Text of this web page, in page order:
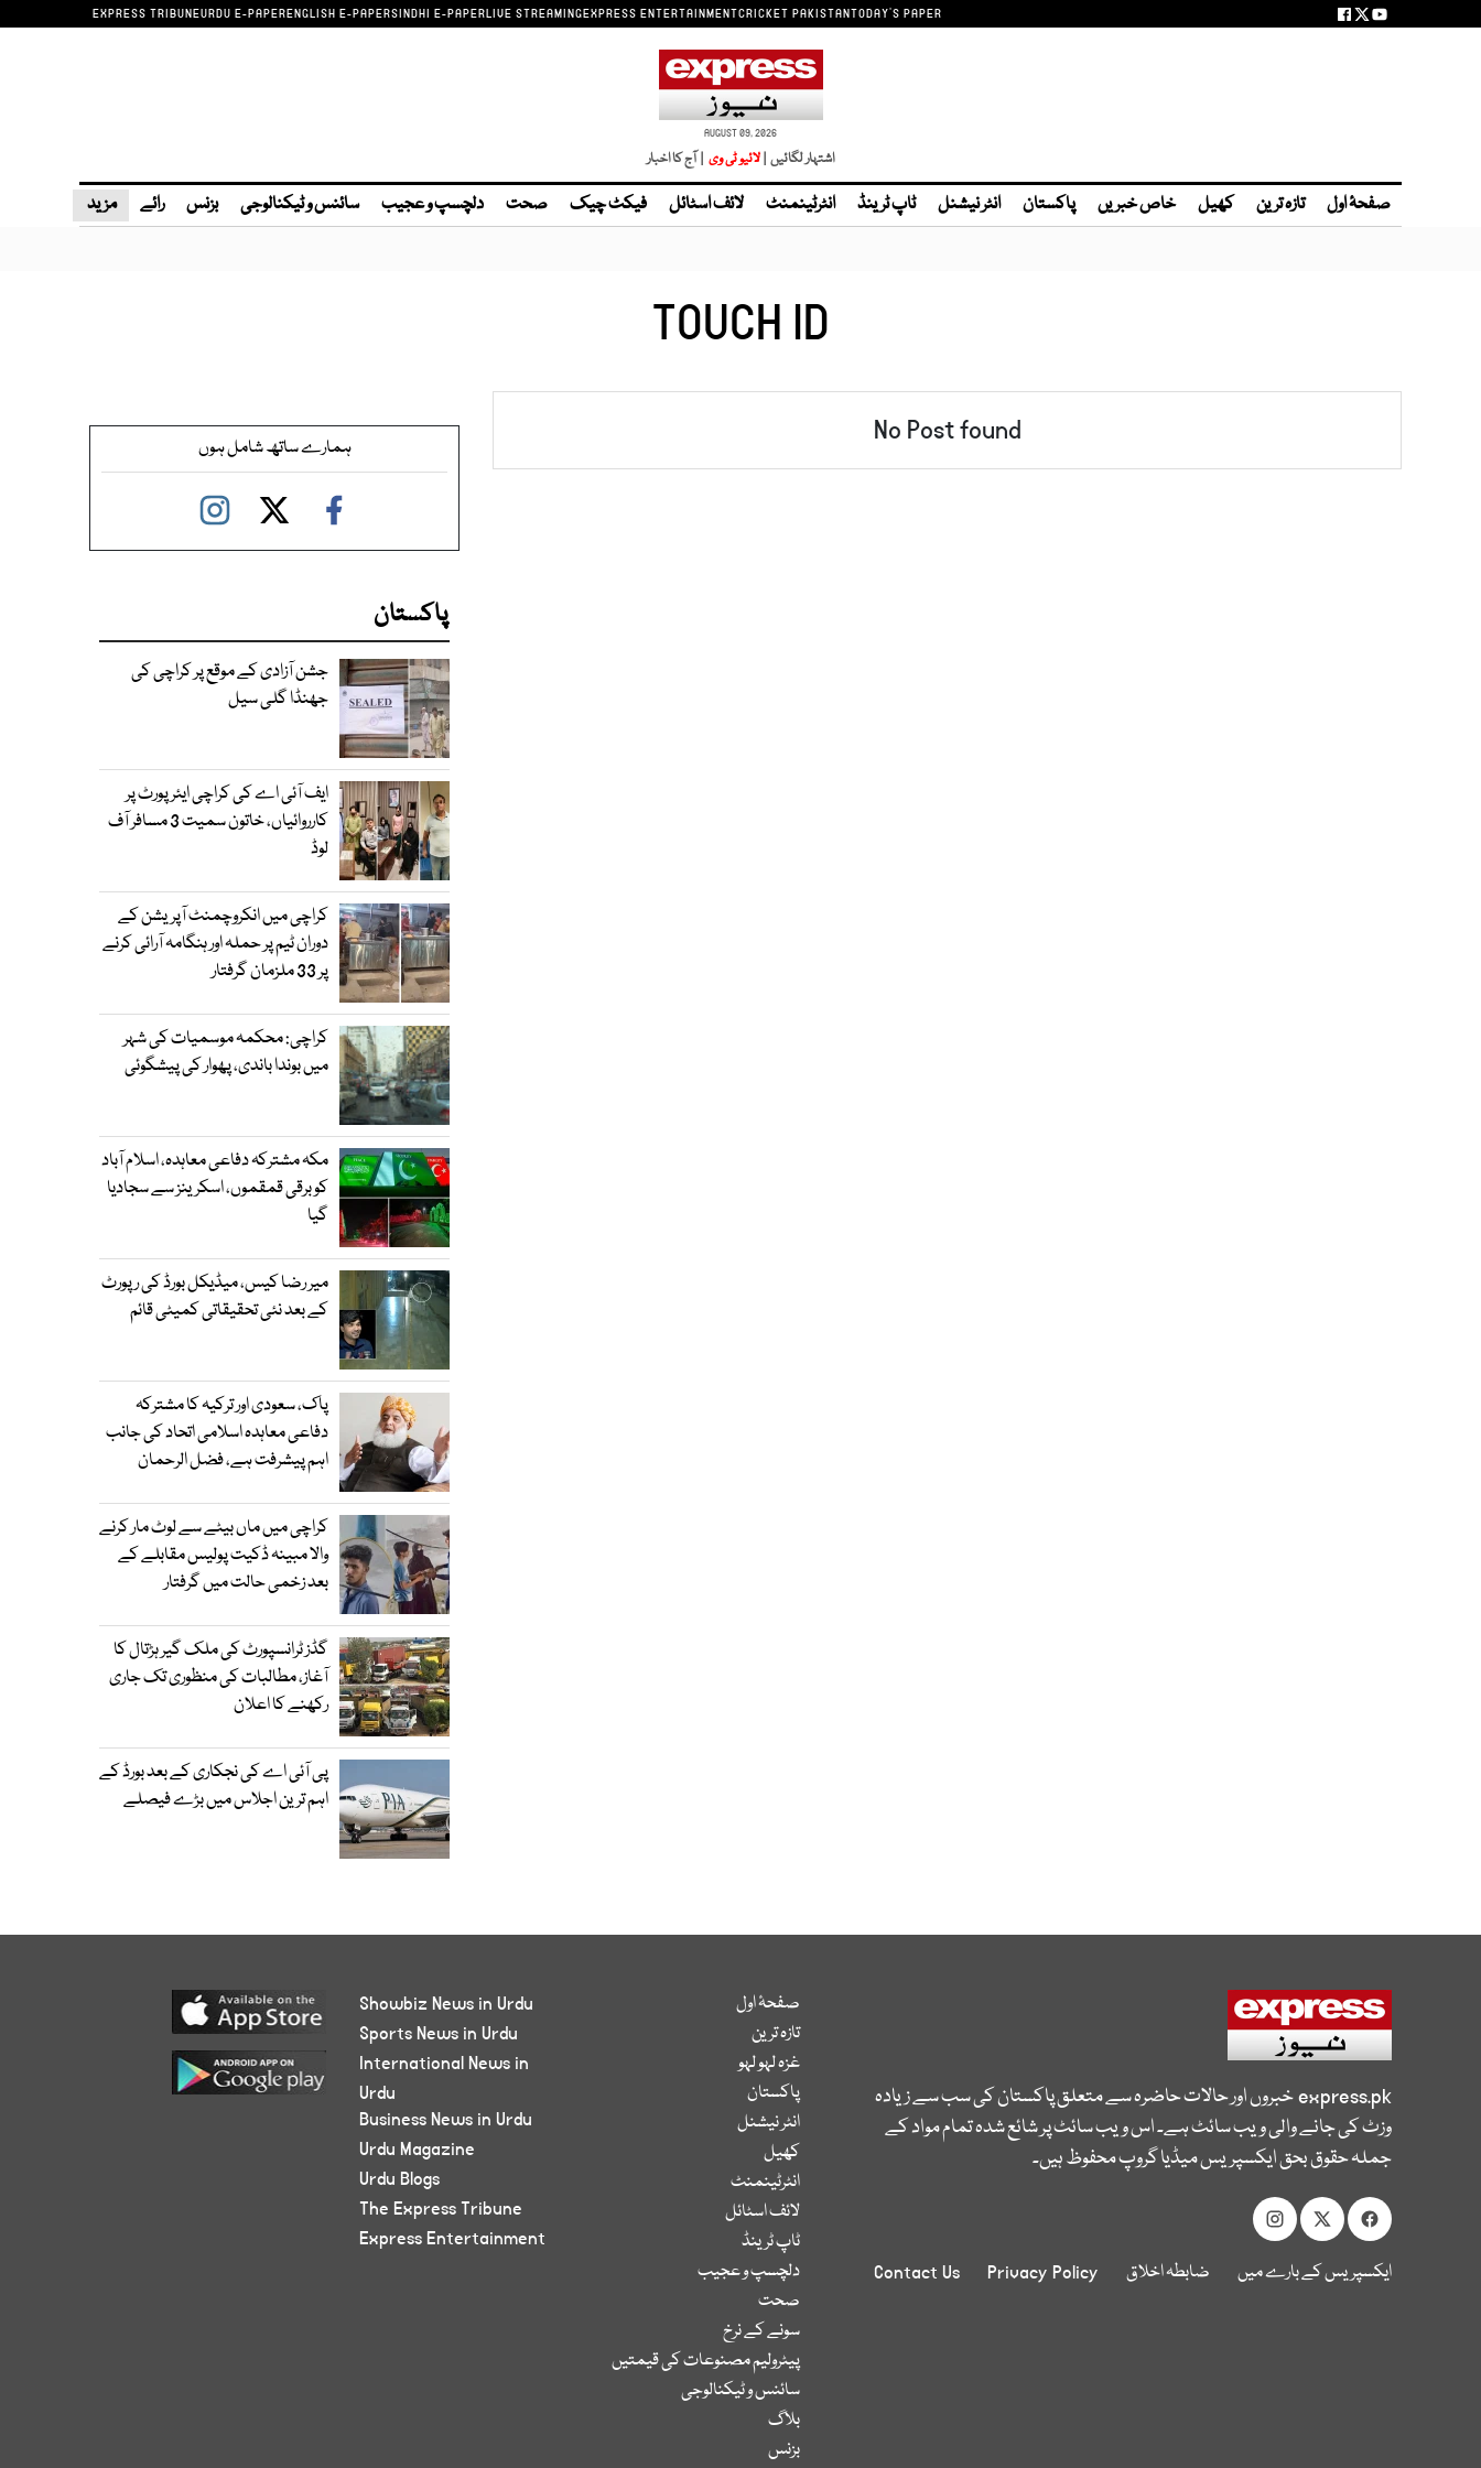
EXPRESS TRIBUNEURDU E-PAPERENGLISH E-PAPERSINDHI E-PAPERLIVE STREAMINGEXPRESS ENTERTAINMENTCRICKET PAKISTANTODAY'S PAPER
AUGUST 09, 2026
اشتہار لگائیں | | آج کا اخبار
صفحۂ اول تازہ ترین کھیل خاص خبریں پاکستان انٹر نیشنل ٹاپ ٹرینڈ انٹرٹینمنٹ لائف اسٹائل فیکٹ چیک صحت دلچسپ و عجیب سائنس و ٹیکنالوجی بزنس رائے مزید
TOUCH ID
No Post found ہمارے ساتھ شامل ہوں
پاکستان
جشن آزادی کے موقع پر کراچی کی
جھنڈا گلی سیل
ایف آئی اے کی کراچی ایئرپورٹ پر
کارروائیاں، خاتون سمیت 3 مسافر آف
لوڈ
کراچی میں انکروچمنٹ آپریشن کے
دوران ٹیم پر حملہ اور ہنگامہ آرائی کرنے
پر 33 ملزمان گرفتار
کراچی: محکمہ موسمیات کی شہر
میں بوندا باندی، پھوار کی پیشگوئی
مکہ مشترکہ دفاعی معاہدہ، اسلام آباد
کو برقی قمقموں، اسکرینز سے سجادیا
گیا
میر رضا کیس، میڈیکل بورڈ کی رپورٹ
کے بعد نئی تحقیقاتی کمیٹی قائم
پاک، سعودی اور ترکیہ کا مشترکہ
دفاعی معاہدہ اسلامی اتحاد کی جانب
اہم پیشرفت ہے، فضل الرحمان
کراچی میں ماں بیٹے سے لوٹ مار کرنے
والا مبینہ ڈکیت پولیس مقابلے کے
بعد زخمی حالت میں گرفتار
گڈز ٹرانسپورٹ کی ملک گیر ہڑتال کا
آغاز، مطالبات کی منظوری تک جاری
رکھنے کا اعلان
پی آئی اے کی نجکاری کے بعد بورڈ کے
اہم ترین اجلاس میں بڑے فیصلے
express.pkخبروں اور حالات حاضرہ سے متعلق پاکستان کی سب سے زیادہ
وزٹ کی جانے والی ویب سائٹ ہے۔ اس ویب سائٹ پر شائع شدہ تمام مواد کے
جملہ حقوق بحق ایکسپریس میڈیا گروپ محفوظ ہیں۔
ایکسپریس کے بارے میں ضابطہ اخلاق Privacy Policy
Contact Us
صفحۂ اول
تازہ ترین
غزہ لہو لہو
پاکستان
انٹر نیشنل
کھیل
انٹرٹینمنٹ
لائف اسٹائل
ٹاپ ٹرینڈ
دلچسپ و عجیب
صحت
سونے کے نرخ
پیٹرولیم مصنوعات کی قیمتیں
سائنس و ٹیکنالوجی
بلاگ
بزنس
Showbiz News in Urdu
Sports News in Urdu
International News in
Urdu
Business News in Urdu
Urdu Magazine
Urdu Blogs
The Express Tribune
Express Entertainment